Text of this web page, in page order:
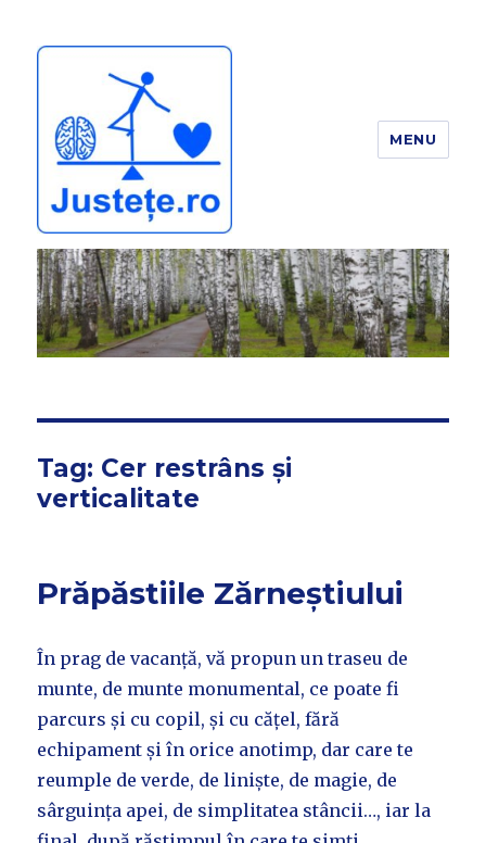
JUSTEȚE
MENU
Tag: Cer restrâns și
verticalitate
Prăpăstiile Zărneștiului
În prag de vacanță, vă propun un traseu de
munte, de munte monumental, ce poate fi
parcurs și cu copil, și cu cățel, fără
echipament și în orice anotimp, dar care te
reumple de verde, de liniște, de magie, de
sârguința apei, de simplitatea stâncii…, iar la